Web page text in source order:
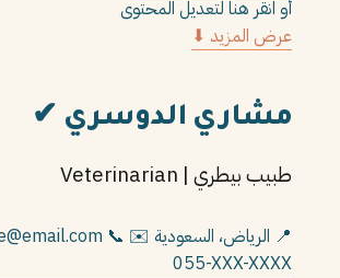
أو انقر هنا لتعديل المحتوى
عرض المزيد ⬇
مشاري الدوسري ✔
طبيب بيطري | Veterinarian
📍 الرياض، السعودية ✉️ example@email.com
📞
055-XXX-XXXX